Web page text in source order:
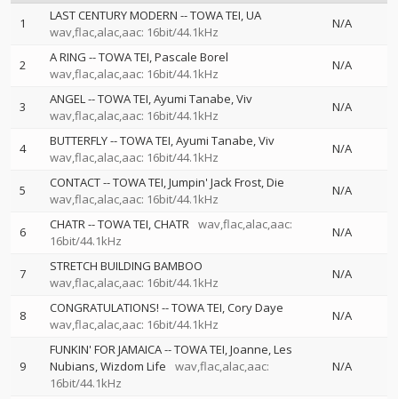
1 LAST CENTURY MODERN --TOWA TEI UA
wav,flac,alac,aac: 16bit/44.1kHz
N/A
2 A RING --TOWA TEI Pascale Borel
wav,flac,alac,aac: 16bit/44.1kHz
N/A
3 ANGEL--TOWA TEI Ayumi Tanabe Viv
wav,flac,alac,aac: 16bit/44.1kHz
N/A
4 BUTTERFLY--TOWA TEI Ayumi Tanabe Viv
wav,flac,alac,aac: 16bit/44.1kHz
N/A
5 CONTACT--TOWA TEI Jumpin' Jack Frost Die
wav,flac,alac,aac: 16bit/44.1kHz
N/A
6 CHATR--TOWA TEI CHATR wav,flac,alac,aac:
16bit/44.1kHz
N/A
7
STRETCH BUILDING BAMBOO
wav,flac,alac,aac: 16bit/44.1kHz
N/A
8 CONGRATULATIONS! --TOWA TEI Cory Daye
wav,flac,alac,aac: 16bit/44.1kHz
N/A
9
FUNKIN' FOR JAMAICA--TOWA TEI Joanne Les
Nubians Wizdom Life
wav,flac,alac,aac:
16bit/44.1kHz
N/A